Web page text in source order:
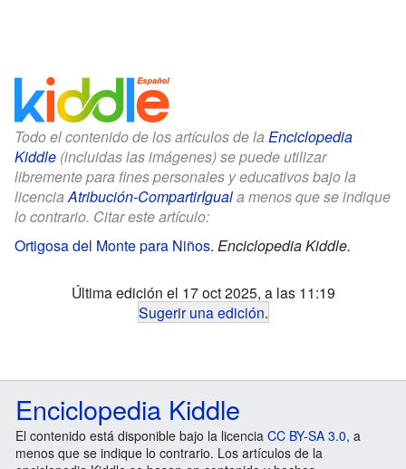
Todo el contenido de los artículos de la Enciclopedia
Kiddle (incluidas las imágenes) se puede utilizar
libremente para fines personales y educativos bajo la
licenciaAtribución-CompartirIguala menos que se indique
lo contrario. Citar este artículo:
Ortigosa del Monte para Niños. Enciclopedia Kiddle.
Última edición el 17 oct 2025, a las 11:19
Sugerir una edición.
Enciclopedia Kiddle
El contenido está disponible bajo la licencia CC BY-SA 3.0, a
menos que se indique lo contrario. Los artículos de la